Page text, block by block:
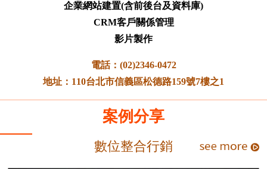
企業網站建置(含前後台及資料庫)
CRM客戶關係管理
影片製作
電話：(02)2346-0472
地址：110台北市信義區松德路159號7樓之1
案例分享
數位整合行銷